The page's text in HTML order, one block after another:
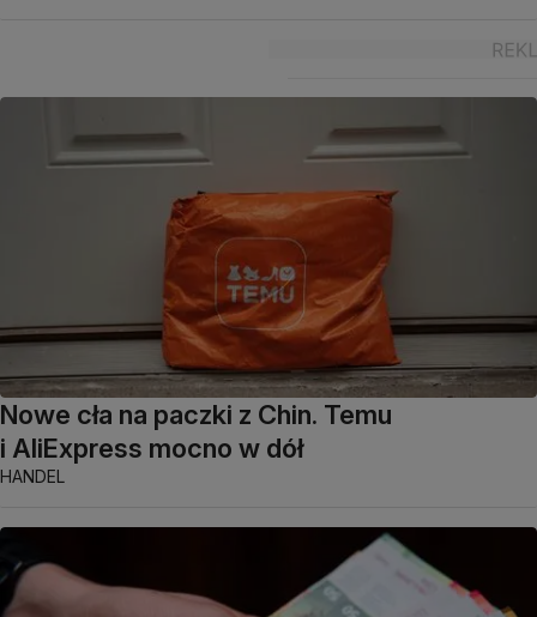
Nowe cła na paczki z Chin. Temu
i AliExpress mocno w dół
HANDEL